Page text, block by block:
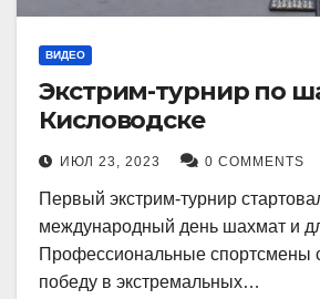
ВИДЕО
Экстрим-турнир по
Кисловодске
ИЮЛ 23, 2023 0 COMMENTS
Первый экстрим-турнир
международный день шахмат и
Профессиональные спортсмены
победу в экстремальных…